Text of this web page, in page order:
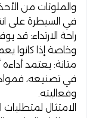
والملوثات من
في السيطرة على
راحة الارتداء: قد
وخاصة إذا كانوا
متانة: يعتمد
في تصنيعه، فمواد
وفعاليته.
الامتثال لمتطلبات